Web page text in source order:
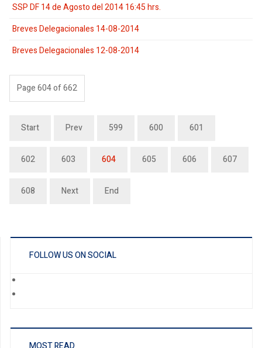
SSP DF 14 de Agosto del 2014 16:45 hrs.
Breves Delegacionales 14-08-2014
Breves Delegacionales 12-08-2014
Page 604 of 662
Start Prev 599 600 601
602 603 604 605 606 607
608 Next End
FOLLOW US ON SOCIAL